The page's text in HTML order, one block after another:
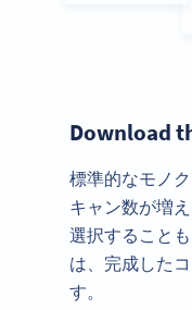
Download
標準的なモノ
キャン数が増
選択すること
は、完成した
す。